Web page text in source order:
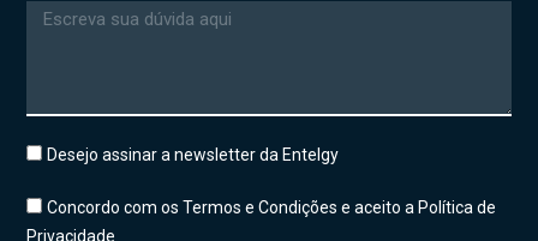
Desejo assinar a newsletter da Entelgy
Concordo com os Termos e Condições e aceito a Política de
Privacidade